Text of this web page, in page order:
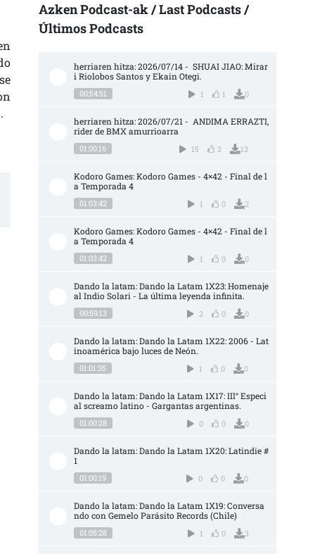
Azken Podcast-ak / Last Podcasts /
Últimos Podcasts
herriaren hitza: 2026/07/14 -  SHUAI JIAO: Mirar
i Riolobos Santos y Ekain Otegi.
00:54:51 1 1 0
herriaren hitza: 2026/07/21 -  ANDIMA ERRAZTI,
rider de BMX amurrioarra
01:00:16 15 2 13
Kodoro Games: Kodoro Games - 4×42 - Final de l
a Temporada 4
01:03:42 1 0 2
Kodoro Games: Kodoro Games - 4×42 - Final de l
a Temporada 4
01:03:42 1 0 0
Dando la latam: Dando la Latam 1X23: Homenaje
al Indio Solari - La última leyenda infinita.
00:59:13 2 0 0
Dando la latam: Dando la Latam 1X22: 2006 - Lat
inoamérica bajo luces de Neón.
01:01:35 1 0 0
Dando la latam: Dando la Latam 1X17: III° Especi
al screamo latino - Gargantas argentinas.
01:00:28 0 0 0
Dando la latam: Dando la Latam 1X20: Latindie #
1
01:00:19 0 0 0
Dando la latam: Dando la Latam 1X19: Conversa
ndo con Gemelo Parásito Records (Chile)
01:05:28 1 0 3